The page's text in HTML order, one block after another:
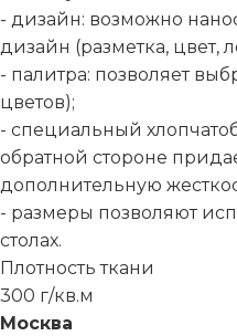
- дизайн: возможно
дизайн (разметка, цвет,
- палитра: позволяет
цветов);
- специальный
обратной стороне
дополнительную
- размеры позволяют
столах.
Плотность ткани
300 г/кв.м
Москва